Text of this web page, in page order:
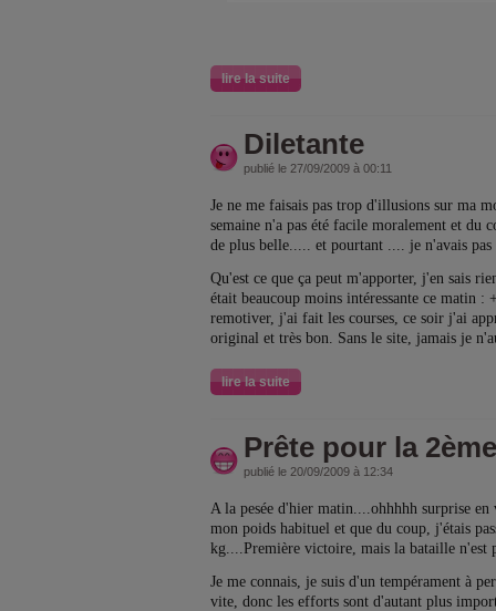
lire la suite
Diletante
publié le 27/09/2009 à 00:11
Je ne me faisais pas trop d'illusions sur ma
semaine n'a pas été facile moralement et du
de plus belle..... et pourtant .... je n'avais
Qu'est ce que ça peut m'apporter, j'en sais
était beaucoup moins intéressante ce matin :
remotiver, j'ai fait les courses, ce soir j'ai
original et très bon. Sans le site, jamais je
lire la suite
Prête pour la
publié le 20/09/2009 à 12:34
A la pesée d'hier matin....ohhhhh surprise
mon poids habituel et que du coup, j'étais
kg....Première victoire, mais la bataille n'est
Je me connais, je suis d'un tempérament à
vite, donc les efforts sont d'autant plus